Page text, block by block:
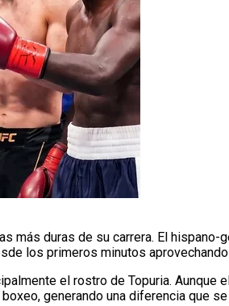
más duras de su carrera. El
los primeros minutos
el rostro de Topuria. Aunque
generando una diferencia que